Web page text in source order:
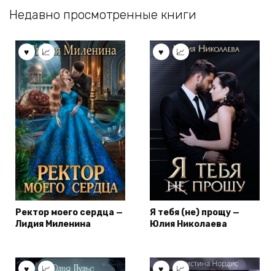
Недавно просмотренные книги
Ректор моего сердца —
Лидия Миленина
Я тебя (не) прощу —
Юлия Николаева